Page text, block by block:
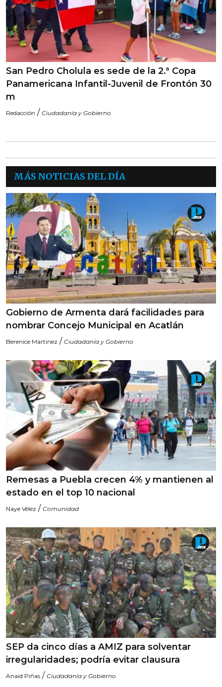
San Pedro Cholula es sede de la 2.ª Copa
Panamericana Infantil-Juvenil de Frontón 30
m
Redacción / Ciudadanía y Gobierno
MÁS NOTICIAS DEL DÍA
Gobierno de Armenta dará facilidades para
nombrar Concejo Municipal en Acatlán
Berenice Martinez / Ciudadanía y Gobierno
Remesas a Puebla crecen 4% y mantienen al
estado en el top 10 nacional
Naye Vélez / Comunidad
SEP da cinco días a AMIZ para solventar
irregularidades; podría evitar clausura
Anaid Piñas / Ciudadanía y Gobierno